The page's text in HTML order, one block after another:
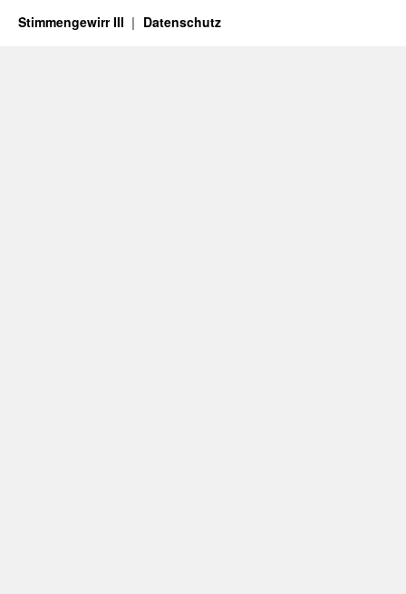
Stimmengewirr III Datenschutz